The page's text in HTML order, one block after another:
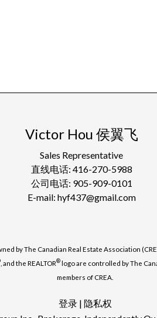
Victor Hou 侯翼飞
Sales Representative
直线电话: 416-270-5988
公司电话: 905-909-0101
E-mail: hyf437@gmail.com
by The Canadian Real Estate Association
, and the REALTOR®logo are controlled by The
members of CREA.
登录| 隐私权